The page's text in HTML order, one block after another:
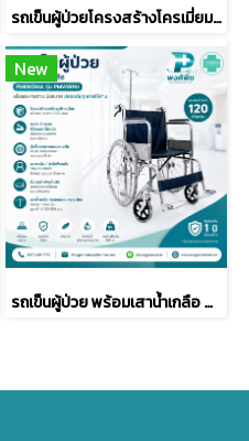
รถเข็นผู้ป่วยโครงสร้างโครเมี่ยม รุ่น GH201
New
รถเข็นผู้ป่วย พร้อมเสาน้ำเกลือ PHENOMA รุ่น PMW809J